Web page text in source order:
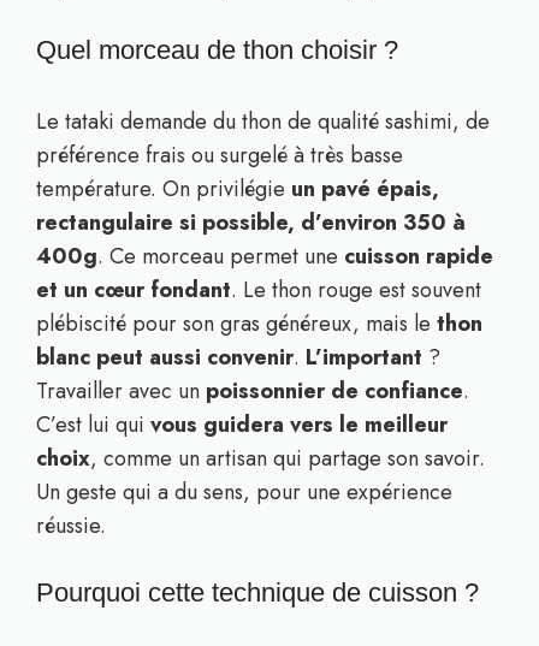
Quel morceau de thon choisir ?
Le tataki demande du thon de qualité sashimi, de
préférence frais ou surgelé à très basse
température. On privilégie un pavé épais,
rectangulaire si possible, d’environ 350 à
400g. Ce morceau permet une cuisson rapide
et un cœur fondant. Le thon rouge est souvent
plébiscité pour son gras généreux, mais le thon
blanc peut aussi convenir. L’important ?
Travailler avec un poissonnier de confiance.
C’est lui qui vous guidera vers le meilleur
choix, comme un artisan qui partage son savoir.
Un geste qui a du sens, pour une expérience
réussie.
Pourquoi cette technique de cuisson ?